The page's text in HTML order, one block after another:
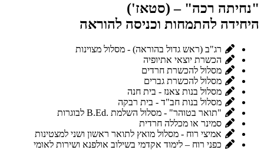
"נחיתה רכה" – (סטאז')
היחידה להתמחות וכניסה להוראה
רג"ב (ראש גדול בהוראה) - מסלול מצוינות
הכשרת יוצאי אתיופיה
מסלול להכשרת חרדים
מסלול להכשרת גברים
מסלול בנות צאנז - בית חנה
מסלול בנות חב"ד - בית רבקה
"תואר בטוהר" - מסלול השלמת .B.Ed לבוגרות
סמינר או מכללה חרדית
אמיצי רוח - מסלול מואץ לתואר ראשון ושני למצטינות
כפני רוח – לימוד אקדמי בשילוב אולפנא ושירות לאומי